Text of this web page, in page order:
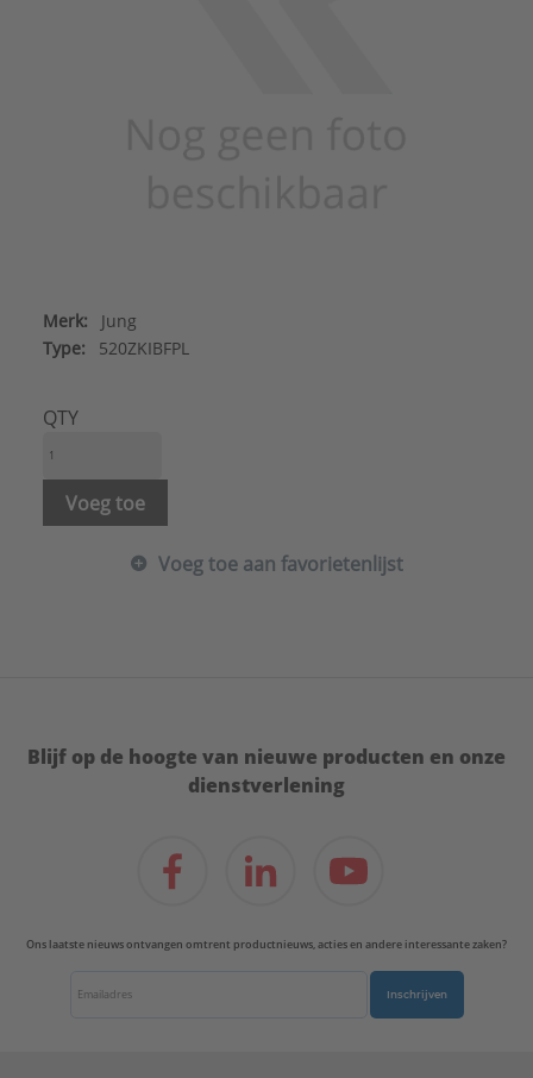
Merk:
Jung
Type:
520ZKIBFPL
QTY
Voeg toe
Voeg toe aan favorietenlijst
Blijf op de hoogte van nieuwe producten en onze
dienstverlening
Ons laatste nieuws ontvangen omtrent productnieuws, acties en andere interessante zaken?
Inschrijven